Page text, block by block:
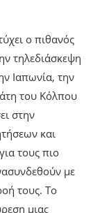
ο πιθανός
τηλεδιάσκεψη
Ιαπωνία, την
του Κόλπου
στην
και
τους πιο
με
τους. Το
μιας